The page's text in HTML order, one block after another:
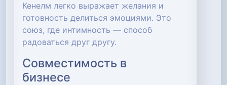
Кенелм легко выражает желания и
готовность делиться эмоциями. Это
союз, где интимность — способ
радоваться друг другу.
Совместимость в
бизнесе